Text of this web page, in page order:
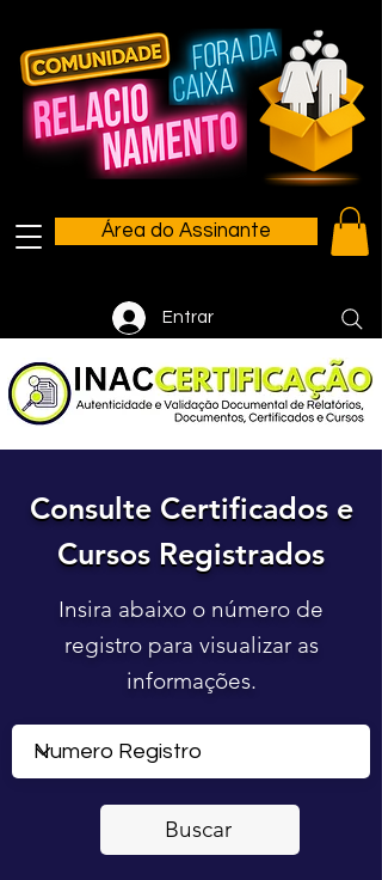
Área do Assinante
Entrar
Consulte Certificados e
Cursos Registrados
Consulte Certificados e
Cursos Registrados
Insira abaixo o número de
registro para visualizar as
informações.
Buscar